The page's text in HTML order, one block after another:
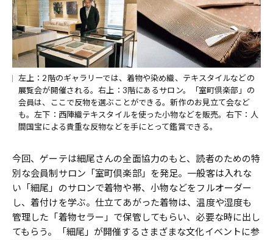
左上：2階のギャラリーでは、着物や染め織、テキスタイルなどの
展覧会が開催される。右上：3階にあるサロン。「室町倶楽部」の
会員は、ここで反物を選ぶことができる。新作のお見立て会など
も。左下：西陣織テキスタイルを使った小物などを販売。右下：人
間国宝による貴重な反物などを手にとって鑑賞できる。
今回、ゲーテは細尾さんの全面協力のもと、読者のための特
別な会員制サロン「室町倶楽部」を発足。一般客は入れな
い「細尾」のサロンで着物や帯、小物などをフルオーダー
し、着付けを学ぶ。仕立てあがった着物は、温度や湿度も
管理した「着物セラー」で保管してもらい、必要な時に出し
てもらう。「細尾」が開催するさまざまな文化イベントに参